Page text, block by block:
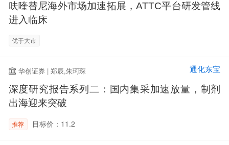
呋喹替尼海外市场加速拓展，ATTC平台研发管线
进入临床
优于大市
华创证券 | 郑辰,朱珂琛 通化东宝
深度研究报告系列二：国内集采加速放量，制剂
出海迎来突破
推荐 目标价：11.2